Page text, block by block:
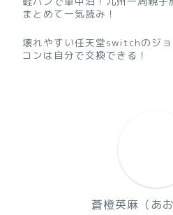
まとめて一気読み！
壊れやすい任天堂switchのジョ
コンは自分で交換できる！
蒼橙英麻（あ